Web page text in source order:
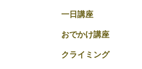
一日講座
おでかけ講座
クライミング